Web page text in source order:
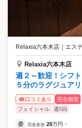
Relaxia六本木店 エス
Relaxia六本木店
週２～歓迎！シフ
５分のラグジュア
口コミあり 完全個室
フェイシャル
週5回
委 完全歩合 28万円 ~